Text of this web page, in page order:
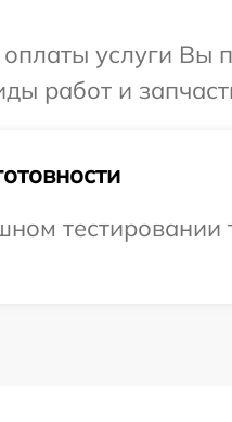
услуги Вы
работ и
тестировании